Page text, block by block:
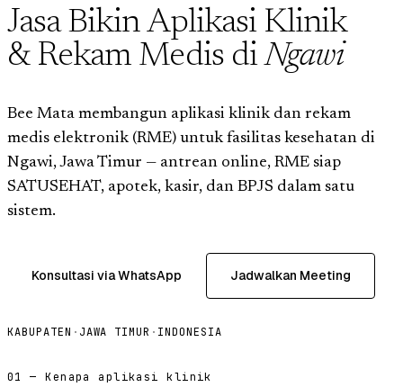
Jasa Bikin Aplikasi Klinik
& Rekam Medis diNgawi
Bee Mata membangun aplikasi klinik dan rekam
medis elektronik (RME) untuk fasilitas kesehatan di
Ngawi, Jawa Timur — antrean online, RME siap
SATUSEHAT, apotek, kasir, dan BPJS dalam satu
sistem.
Konsultasi via WhatsApp Jadwalkan Meeting
KABUPATEN · JAWA TIMUR · INDONESIA
01 — Kenapa aplikasi klinik